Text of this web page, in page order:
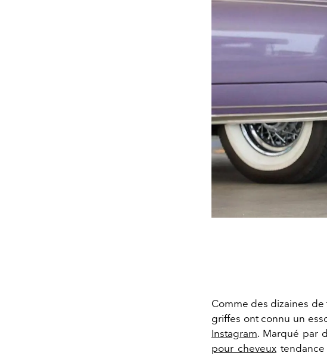
Comme des dizaines
griffes ont connu un
Instagram. Marqué par
pour cheveux